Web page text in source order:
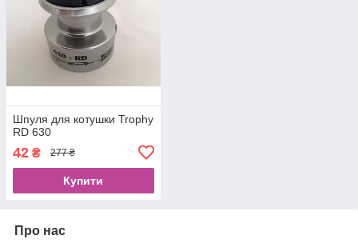
Шпуля для котушки Trophy
RD 630
42 ₴ 277 ₴
Купити
Про нас